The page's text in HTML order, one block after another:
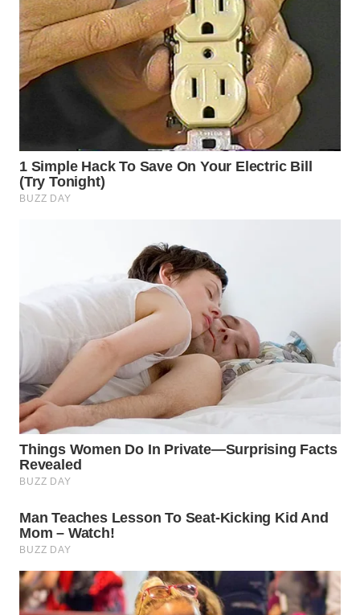
WN
PURWAKARTA
WN
WN
SEMARANG
MADURA
WN
SURABAYA
WN
NATUNA
WN
BINTAN
WN
MANDALIKA